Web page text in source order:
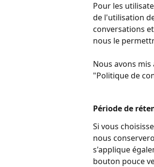
Pour les
de l'utilisation
conversations
nous le
Nous avons
"Politique de
Période de
Si vous
nous
s'applique
bouton pouce